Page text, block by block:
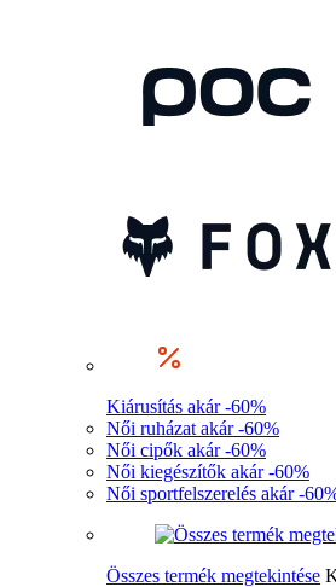
Kiárusítás akár -60%
Női ruházat akár -60%
Női cipők akár -60%
Női kiegészítők akár -60%
Női sportfelszerelés akár -
Összes termék megtekintése